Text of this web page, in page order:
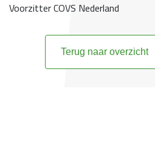
Voorzitter COVS Nederland
Terug naar overzicht